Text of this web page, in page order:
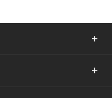
+
+